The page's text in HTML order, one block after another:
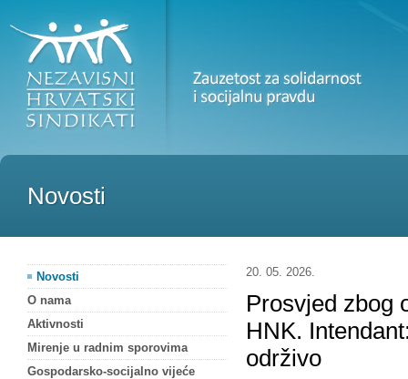
Novosti
20. 05. 2026.
Prosvjed zbog
HNK.
održivo
Novosti
O nama
Aktivnosti
Mirenje u radnim sporovima
Gospodarsko-socijalno vijeće